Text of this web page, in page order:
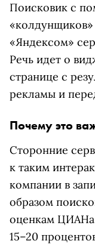
Поисковик с
«колдунщиков»
«Яндексом»
Речь идет о
странице с
рекламы и
Почему это
Сторонние
к таким
компании в
образом
оценкам
15–20